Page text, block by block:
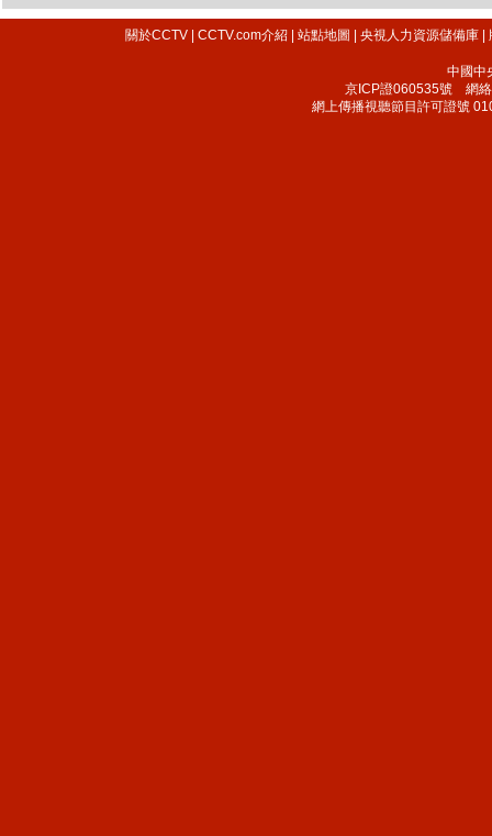
關於CCTV |CCTV.com介紹 |站點地圖 |央視人力資源儲備庫 |
中國中
京ICP證060535號 網絡
網上傳播視聽節目許可證號